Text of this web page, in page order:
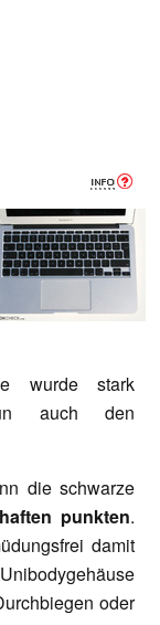
wurde stark
auch den
die schwarze
punkten.
damit
oder